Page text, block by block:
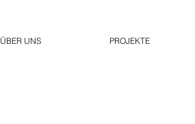
ÜBER UNS PROJEKTE